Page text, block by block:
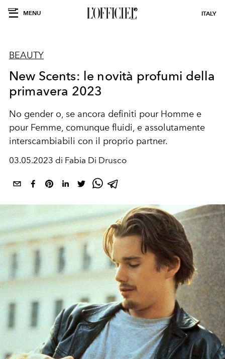
MENU ITALY
BEAUTY
New Scents: le novità profumi della
primavera 2023
No gender o, se ancora definiti pour Homme e
pour Femme, comunque fluidi, e assolutamente
interscambiabili con il proprio partner.
03.05.2023 di Fabia Di Drusco